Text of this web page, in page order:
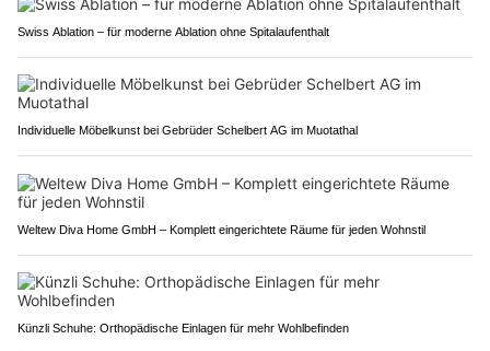
Swiss Ablation – für moderne Ablation ohne Spitalaufenthalt
Individuelle Möbelkunst bei Gebrüder Schelbert AG im Muotathal
Weltew Diva Home GmbH – Komplett eingerichtete Räume für jeden Wohnstil
Künzli Schuhe: Orthopädische Einlagen für mehr Wohlbefinden